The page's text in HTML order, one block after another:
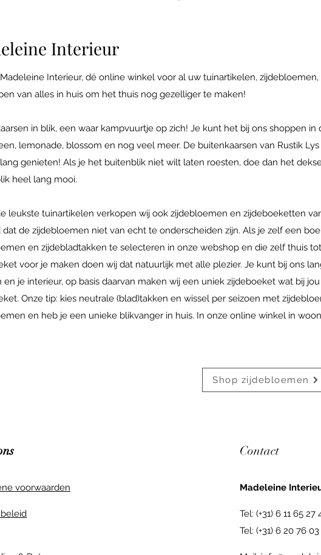
Interieur
Interieur, dé online winkel voor al uw tuinartikelen,
van alles in huis om het thuis nog gezelliger te maken!
in blik, een waar kampvuurtje op zich! Je kunt het bij ons shoppen
lemonade, blossom en nog veel meer. De buitenkaarsen van Rustik
genieten! Als je het buitenblik niet wilt laten roesten, doe dan het
heel lang mooi.
leukste tuinartikelen verkopen wij ook zijdebloemen en zijdeboeketten
dat de zijdebloemen niet van echt te onderscheiden zijn. Als je zelf een
en zijdebladtakken te selecteren in onze webshop en die zelf thuis
voor je maken doen wij dat natuurlijk met alle plezier. Je kunt bij ons
en je interieur, op basis daarvan maken wij een uniek zijdeboeket wat bij
Onze tip: kies neutrale (blad)takken en wissel per seizoen met
en heb je een unieke blikvanger in huis. In onze online winkel in
Shop zijdebloemen
voorwaarden
Contact
Madeleine
Tel: (+31) 6 11 65 27
Tel: (+31) 6 20 76